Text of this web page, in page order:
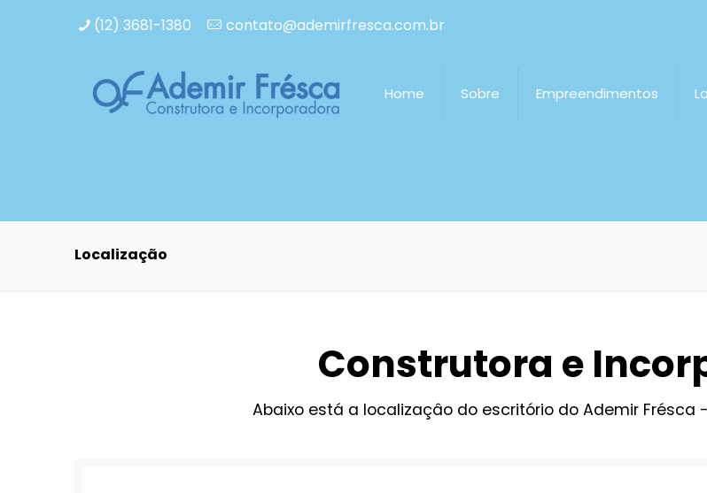
(12) 3681-1380 contato@ademirfresca.com.br
Home Sobre Empreendimentos
Localização
Construtora e
Abaixo está a localizaçâo do escritório do Ademir Frésca